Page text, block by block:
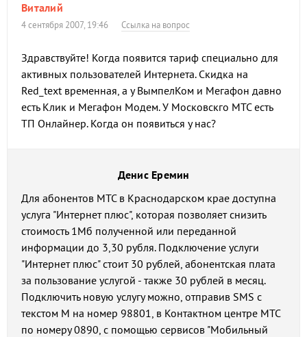
Виталий
4 сентября 2007, 19:46 Ссылка на вопрос
Здравствуйте! Когда появится тариф специально для
активных пользователей Интернета. Скидка на
Red_text временная, а у ВымпелКом и Мегафон давно
есть Клик и Мегафон Модем. У Московскго МТС есть
ТП Онлайнер. Когда он появиться у нас?
Денис Еремин
Для абонентов МТС в Краснодарском крае доступна
услуга "Интернет плюс", которая позволяет снизить
стоимость 1Мб полученной или переданной
информации до 3,30 рубля. Подключение услуги
"Интернет плюс" стоит 30 рублей, абонентская плата
за пользование услугой - также 30 рублей в месяц.
Подключить новую услугу можно, отправив SMS с
текстом М на номер 98801, в Контактном центре МТС
по номеру 0890, с помощью сервисов "Мобильный